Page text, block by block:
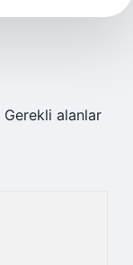
Gerekli alanlar